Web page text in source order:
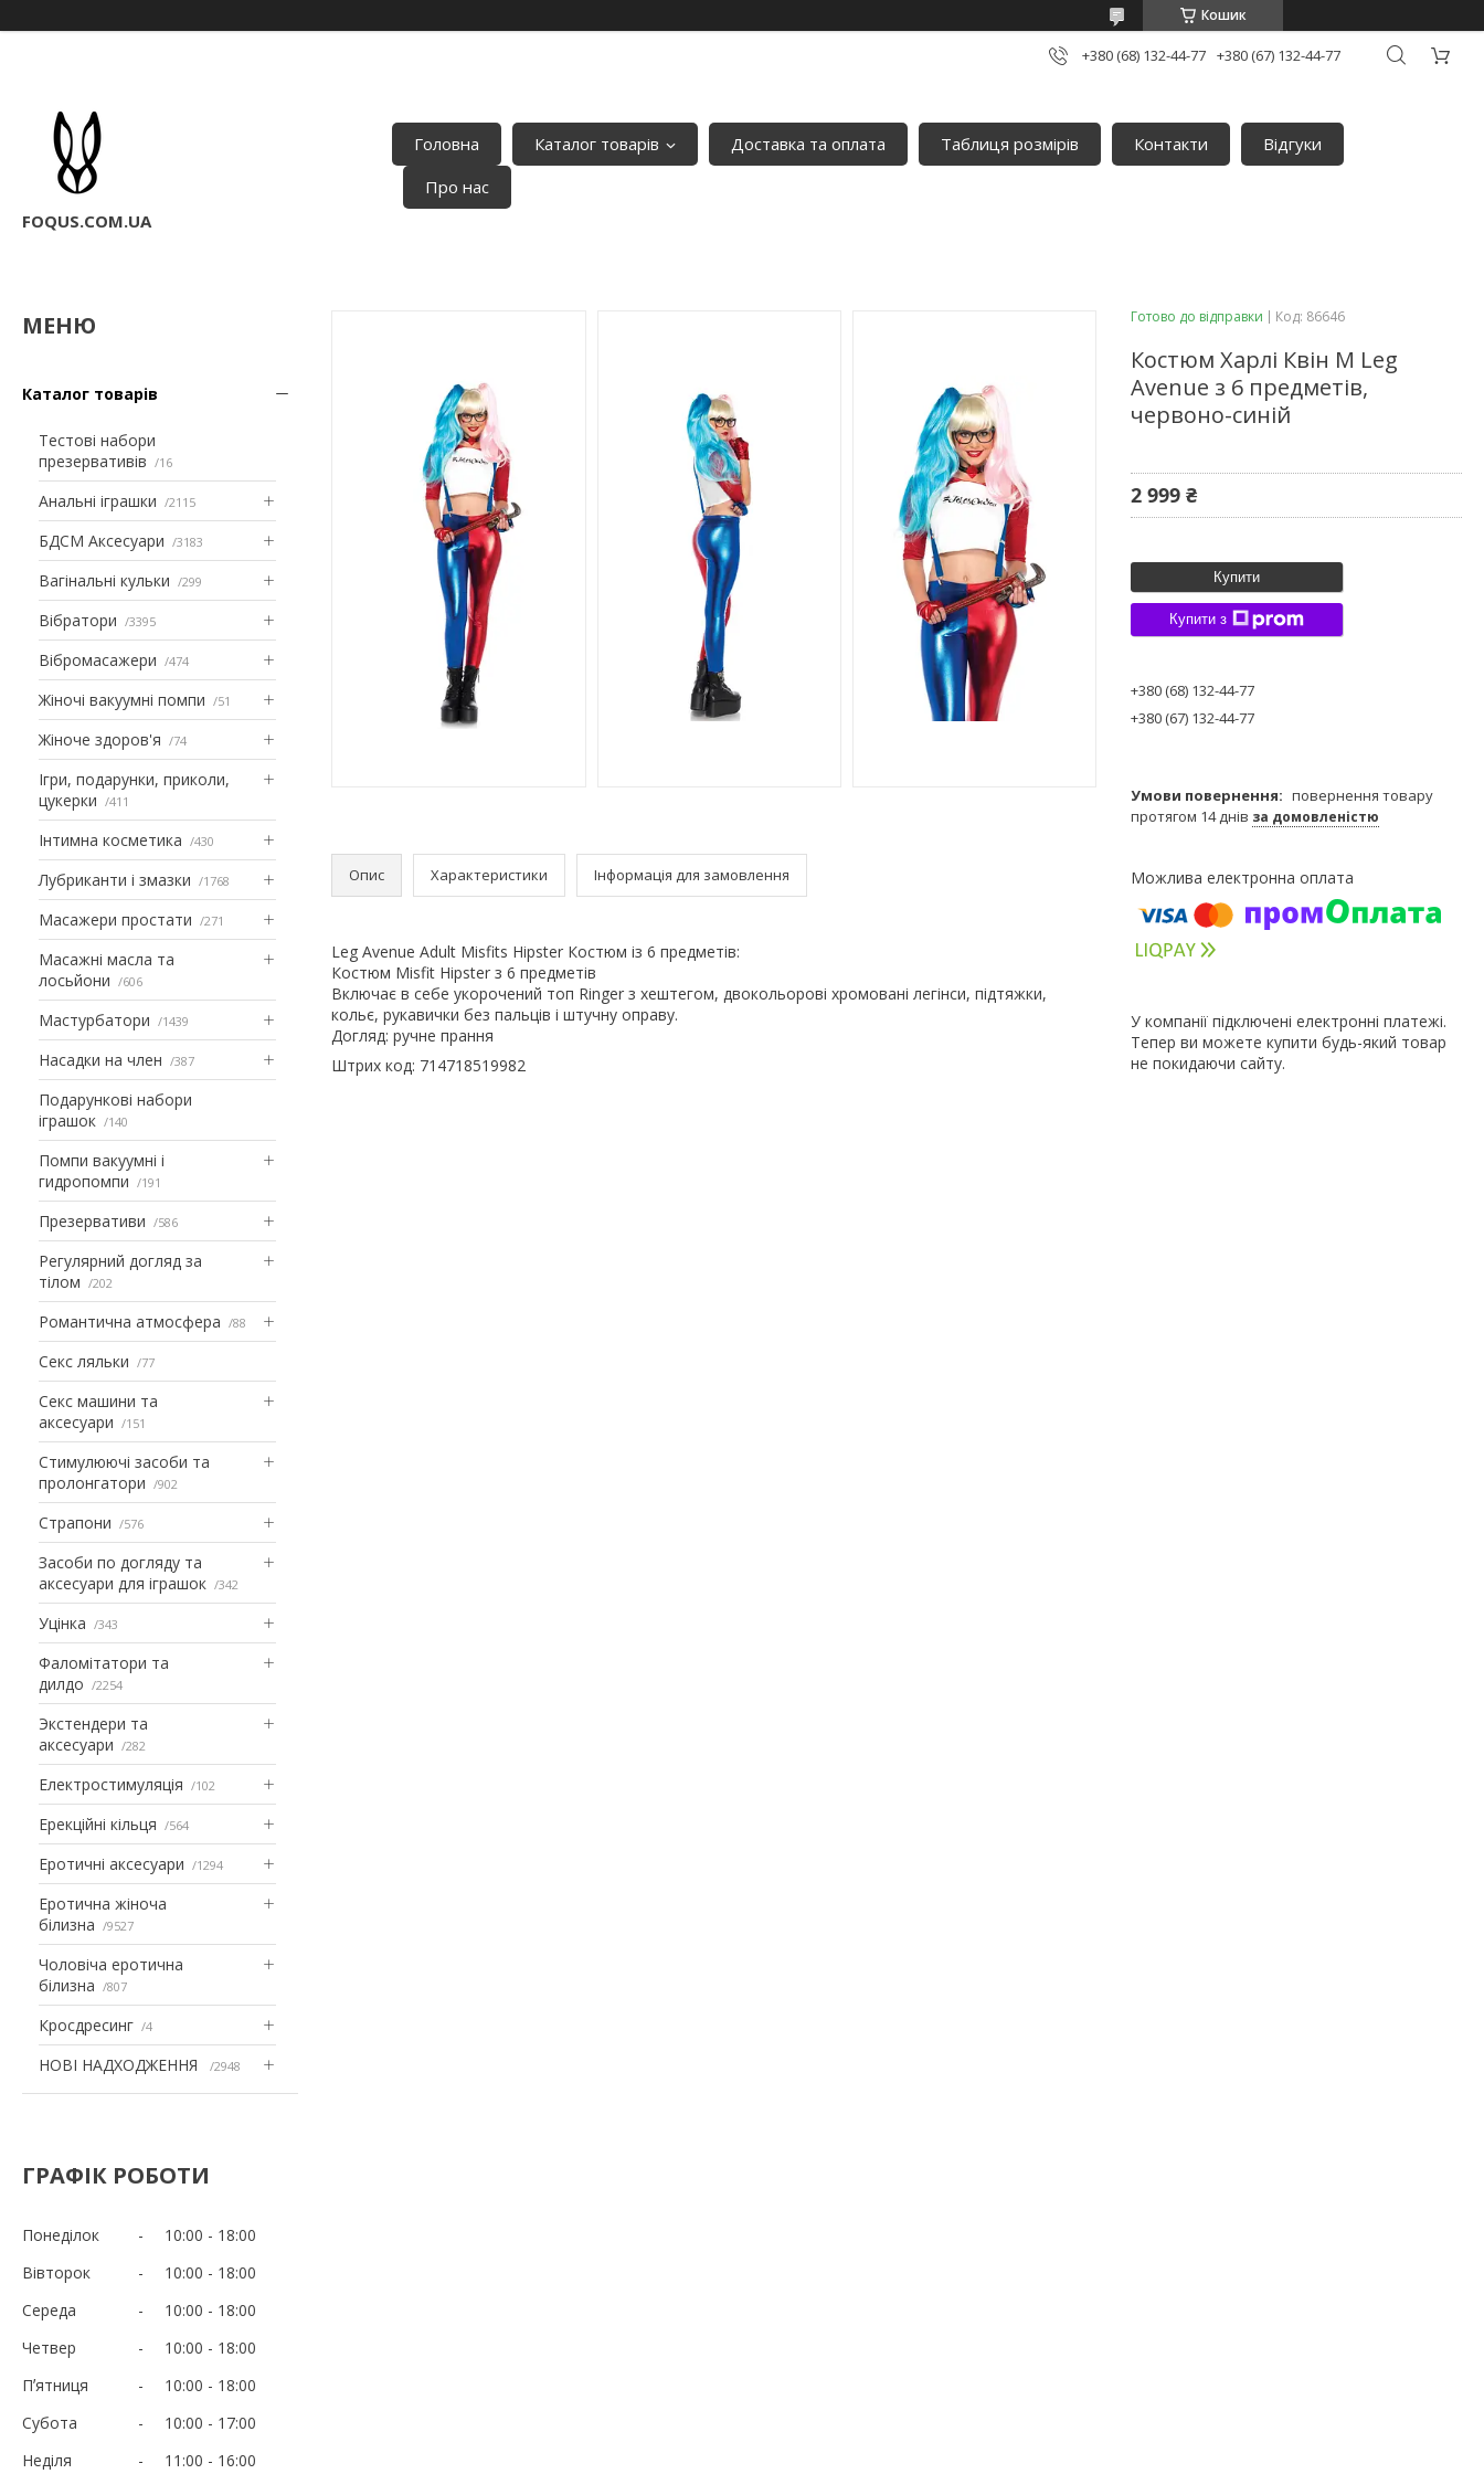
Кошик
+380 (68) 132-44-77 +380 (67) 132-44-77
FOQUS.COM.UA
Головна Каталог товарів Доставка та оплата Таблиця розмірів Контакти
Відгуки
Про нас
Каталог товарів
Тестові набори
презервативів
16
Анальні іграшки 2115
БДСМ Аксесуари 3183
Вагінальні кульки 299
Вібратори 3395
Вібромасажери 474
Жіночі вакуумні помпи 51
Жіноче здоров'я 74
Ігри, подарунки, приколи,
цукерки
411
Інтимна косметика 430
Лубриканти і змазки 1768
Масажери простати 271
Масажні масла та
лосьйони
606
Мастурбатори 1439
Насадки на член 387
Подарункові набори
іграшок
140
Помпи вакуумні і
гидропомпи
191
Презервативи 586
Регулярний догляд за
тілом
202
Романтична атмосфера 88
Секс ляльки 77
Секс машини та
аксесуари
151
Стимулюючі засоби та
пролонгатори
902
Страпони 576
Засоби по догляду та
аксесуари для іграшок
342
Уцінка 343
Фаломітатори та
дилдо
2254
Экстендери та
аксесуари
282
Електростимуляція 102
Ерекційні кільця 564
Еротичні аксесуари 1294
Еротична жіноча
білизна
9527
Чоловіча еротична
білизна
807
Кросдресинг 4
НОВІ НАДХОДЖЕННЯ 2948
ГРАФІК РОБОТИ
Понеділок 10:00
18:00
Вівторок
10:00
18:00
Середа
10:00
18:00
Четвер
10:00
18:00
Пʼятниця
10:00
18:00
Субота
10:00
17:00
Неділя
11:00 16:00
Опис Характеристики Інформація для замовлення
Leg Avenue Adult Misfits Hipster Костюм із 6 предметів:
Костюм Misfit Hipster з 6 предметів
Включає в себе укорочений топ Ringer з хештегом, двокольорові хромовані легінси, підтяжки,
кольє, рукавички без пальців і штучну оправу.
Догляд: ручне прання
Штрих код: 714718519982
Готово до відправки Код: 86646
Костюм Харлі Квін M Leg
Avenue з 6 предметів,
червоно-синій
2 999 ₴
Купити
Купити з
+380 (68) 132-44-77
+380 (67) 132-44-77
повернення товару
протягом 14 днів за домовленістю
У компанії підключені електронні платежі.
Тепер ви можете купити будь-який товар
не покидаючи сайту.